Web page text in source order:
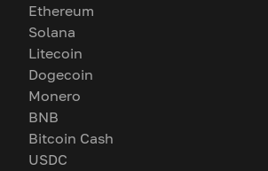
Ethereum
Solana
Litecoin
Dogecoin
Monero
BNB
Bitcoin Cash
USDC